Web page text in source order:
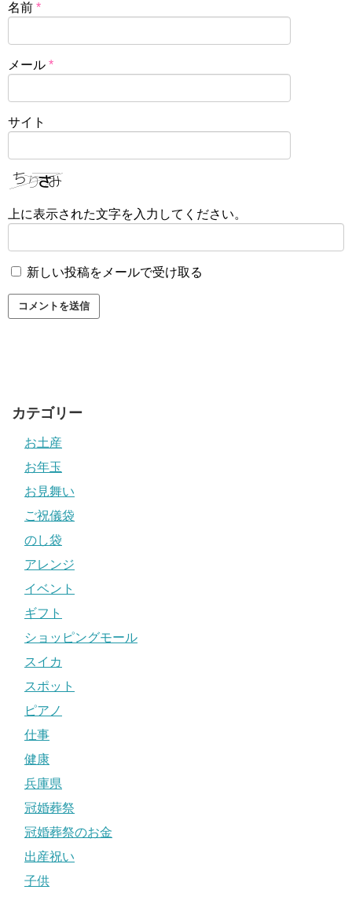
名前 *
メール *
サイト
上に表示された文字を入力してください。
新しい投稿をメールで受け取る
カテゴリー
お土産
お年玉
お見舞い
ご祝儀袋
のし袋
アレンジ
イベント
ギフト
ショッピングモール
スイカ
スポット
ピアノ
仕事
健康
兵庫県
冠婚葬祭
冠婚葬祭のお金
出産祝い
子供